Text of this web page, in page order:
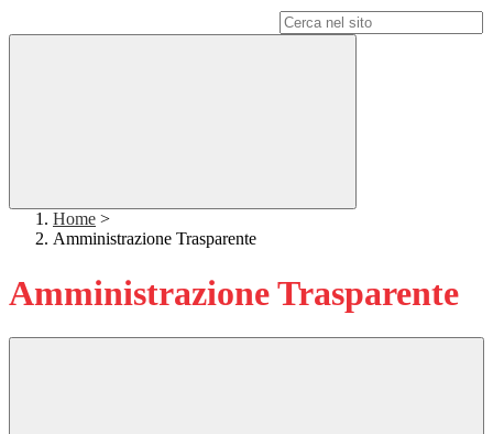
Home >
Amministrazione Trasparente
Amministrazione Trasparente